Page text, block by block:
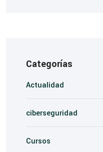
Categorías
Actualidad
ciberseguridad
Cursos